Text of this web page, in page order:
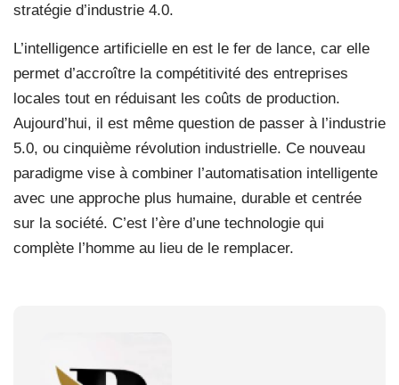
stratégie d’industrie 4.0.
L’intelligence artificielle en est le fer de lance, car elle
permet d’accroître la compétitivité des entreprises
locales tout en réduisant les coûts de production.
Aujourd’hui, il est même question de passer à l’industrie
5.0, ou cinquième révolution industrielle. Ce nouveau
paradigme vise à combiner l’automatisation intelligente
avec une approche plus humaine, durable et centrée
sur la société. C’est l’ère d’une technologie qui
complète l’homme au lieu de le remplacer.